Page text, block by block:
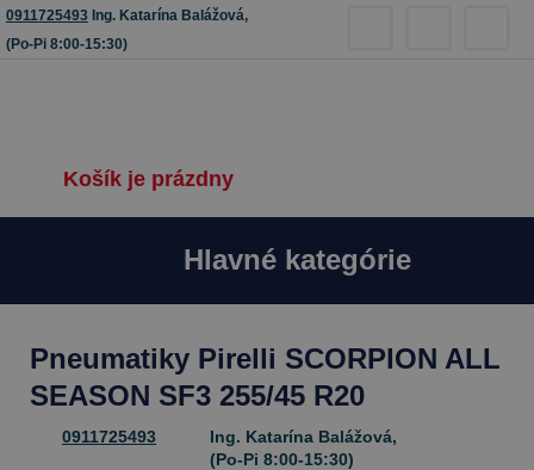
0911725493 Ing. Katarína Balážová,
(Po-Pi 8:00-15:30)
Košík je prázdny
Hlavné kategórie
Pneumatiky Pirelli SCORPION ALL
SEASON SF3 255/45 R20
0911725493
Ing. Katarína Balážová,
(Po-Pi 8:00-15:30)